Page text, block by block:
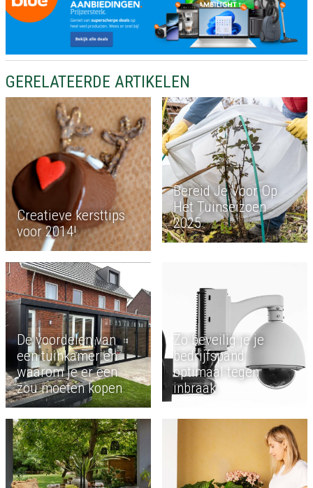
GERELATEERDE ARTIKELEN
Creatieve kersttips
voor 2014!
Bereid Je Voor Op
Het Tuinseizoen
2025
De voordelen van
een tuinkamer en
waarom je er een
zou moeten kopen
Zo beveilig je je
bedrijfspand
optimaal tegen
inbraak